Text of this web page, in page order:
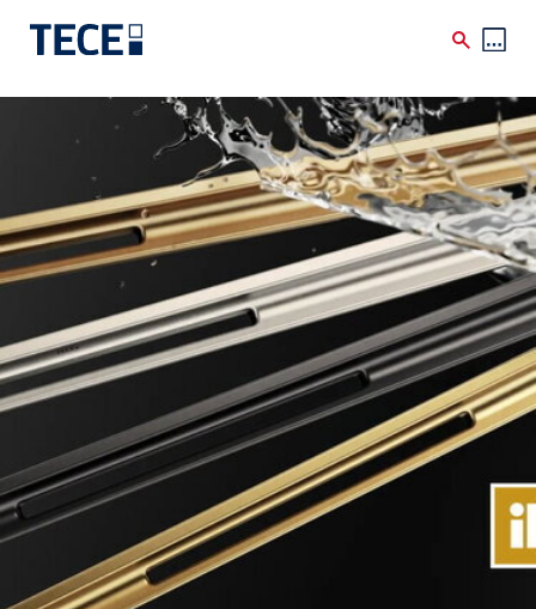
Direkt zum Inhalt